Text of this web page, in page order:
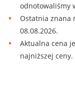
odnotowaliśmy
Ostatnia znana
08.08.2026.
Aktualna cena
najniższej ceny.